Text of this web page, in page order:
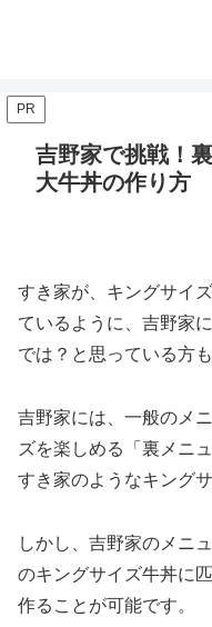
PR
吉野家で挑戦！
大牛丼の作り方
すき家が、キングサイ
ているように、吉野家
では？と思っている方
吉野家には、一般のメ
ズを楽しめる「裏メニ
すき家のようなキング
しかし、吉野家のメニ
のキングサイズ牛丼に
作ることが可能です。